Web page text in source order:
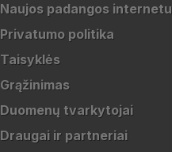
Naujos padangos internetu
Privatumo politika
Taisyklės
Grąžinimas
Duomenų tvarkytojai
Draugai ir partneriai